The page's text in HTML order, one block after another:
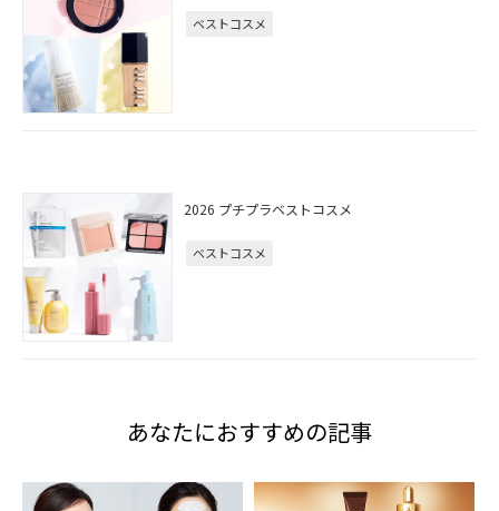
ベストコスメ
2026 プチプラベストコスメ
ベストコスメ
あなたにおすすめの記事